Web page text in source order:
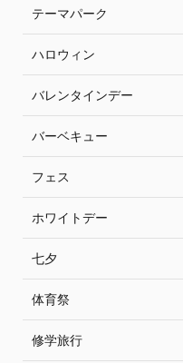
テーマパーク
ハロウィン
バレンタインデー
バーベキュー
フェス
ホワイトデー
七夕
体育祭
修学旅行